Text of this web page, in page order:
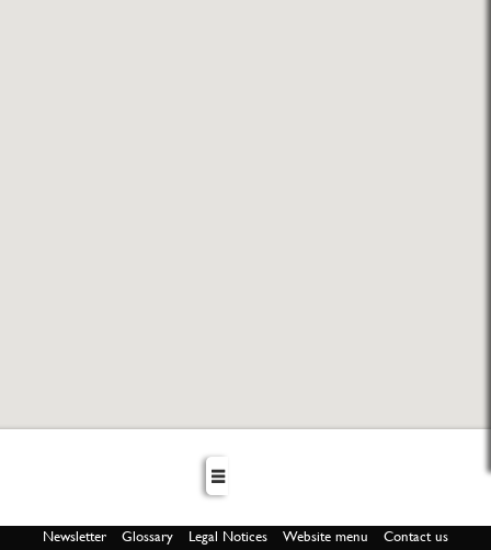
Newsletter Glossary Legal Notices Website menu Contact us